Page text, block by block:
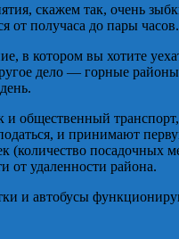
скажем так, очень
от получаса до пары часов.
в котором вы хотите
дело — горные
общественный
податься, и принимают
(количество посадочных
от удаленности района.
и автобусы